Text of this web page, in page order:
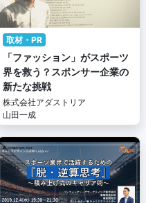
取材・PR
「ファッション」がスポーツ
界を救う？スポンサー企業の
新たな挑戦
株式会社アダストリア
山田一成